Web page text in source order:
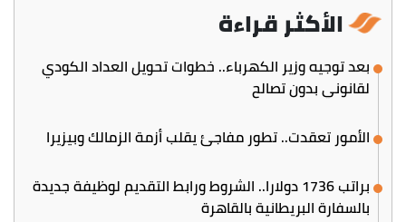
الأكثر قراءة
بعد توجيه وزير الكهرباء.. خطوات تحويل العداد الكودي
لقانوني بدون تصالح
الأمور تعقدت.. تطور مفاجئ يقلب أزمة الزمالك وبيزيرا
براتب 1736 دولارا.. الشروط ورابط التقديم لوظيفة جديدة
بالسفارة البريطانية بالقاهرة